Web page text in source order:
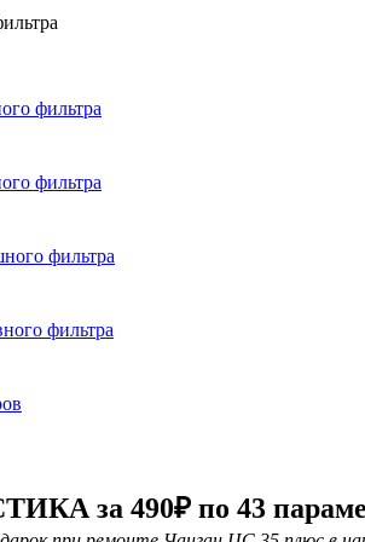
фильтра
фильтра
фильтра
фильтра
за 490₽ по 43